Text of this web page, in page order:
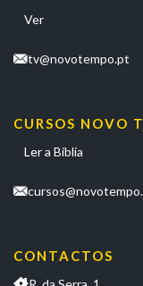
Ver
tv@novotempo.pt
CURSOS NOVO
Ler a Bíblia
CONTACTOS